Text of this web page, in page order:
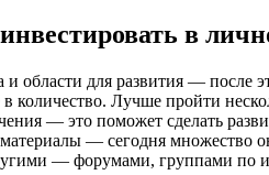
в
и области для развития — после
в количество. Лучше пройти
— это поможет сделать
— сегодня множество
— форумами, группами по